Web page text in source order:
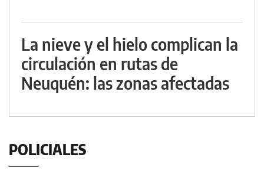
La nieve y el hielo complican la
circulación en rutas de
Neuquén: las zonas afectadas
POLICIALES